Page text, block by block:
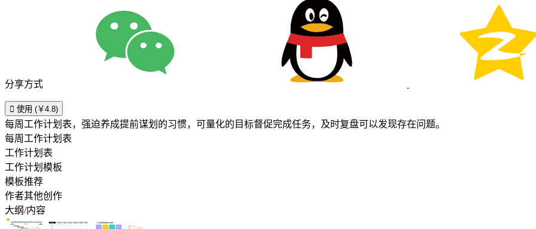
分享方式
 使用 (￥4.8)
每周工作计划表，强迫养成提前谋划的习惯，可量化的目标督促完成任务，及时复盘可以发现存在问题。
每周工作计划表
工作计划表
工作计划模板
模板推荐
作者其他创作
大纲/内容